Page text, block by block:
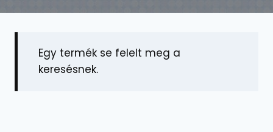
Egy termék se felelt meg a
keresésnek.